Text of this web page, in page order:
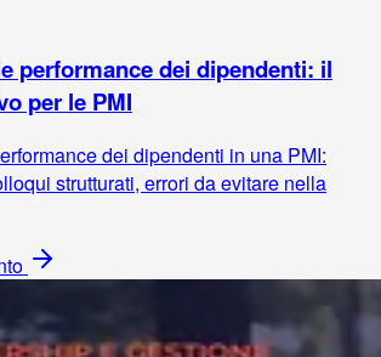
performance dei dipendenti: il
per le PMI
dei dipendenti in una PMI:
strutturati, errori da evitare nella